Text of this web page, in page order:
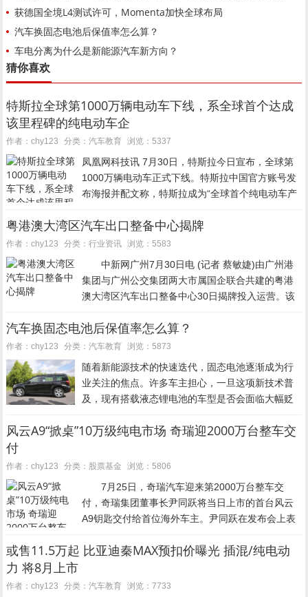
获德国全境L4测试许可，Momenta加快全球布局
汽车换固态电池后保值率怎么算？
车电分离为什么是新能源汽车新方向？
猜你喜欢
特斯拉全球第1000万辆电动车下线，系全球首个达成
该里程碑的纯电动车企
作者：chy123 分类：汽车教育 浏览：5337
凤凰网科技讯 7月30日，特斯拉今日宣布，全球第
1000万辆电动车正式下线。特斯拉中国官方账号发
布海报并配文称，特斯拉成为“全球首个纯电动车产
辆，特斯拉仅用时约7个月。目前，上海超级工厂...
粤港澳大湾区汽车出口整备中心揭牌
作者：chy123 分类：行业资讯 浏览：5583
中新网广州7月30日电 (记者 蔡敏婕)由广州港
集团与广州公交集团两大市属国企联合共建的粤港
澳大湾区汽车出口整备中心30日揭牌投入运营。该
空白，为国产汽车、二手车规模化出海注入强劲动
能。...
汽车换固态电池后保值率怎么算？
作者：chy123 分类：汽车教育 浏览：5873
随着新能源技术的快速迭代，固态电池逐渐成为行
业关注的焦点。许多车主担心，一旦这项新技术普
及，现有搭载液态锂电池的车型是否会面临大幅贬
并非单纯由电池类型决定，而是受到市场供需、技
风云A9“掀桌”10万级纯电市场 奇瑞迎2000万台整车交
付
作者：chy123 分类： 股票基金 浏览：5806
7月25日，奇瑞汽车迎来第2000万台整车交
付，奇瑞集团董事长尹同跃将当日上市的首台风云
A9钥匙交付给首位海外车主。尹同跃在发布会上表
第2000万台下线车型，承载着奇瑞从“造一...
或售11.5万起 比亚迪秦MAX预扣价曝光 插混/纯电动
力 将8月上市
作者：chy123 分类：汽车教育 浏览：7733